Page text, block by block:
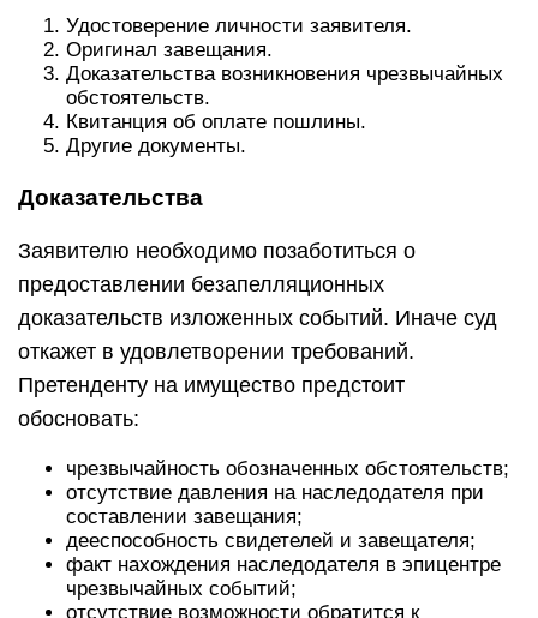
Удостоверение личности заявителя.
Оригинал завещания.
Доказательства возникновения чрезвычайных
обстоятельств.
Квитанция об оплате пошлины.
Другие документы.
Доказательства
Заявителю необходимо позаботиться о
предоставлении безапелляционных
доказательств изложенных событий. Иначе суд
откажет в удовлетворении требований.
Претенденту на имущество предстоит
обосновать:
чрезвычайность обозначенных обстоятельств;
отсутствие давления на наследодателя при
составлении завещания;
дееспособность свидетелей и завещателя;
факт нахождения наследодателя в эпицентре
чрезвычайных событий;
отсутствие возможности обратится к